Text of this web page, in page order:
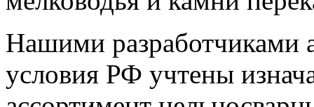
Нашими разработчиками
условия РФ учтены